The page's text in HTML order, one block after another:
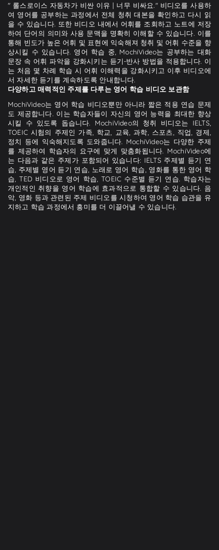
" 롤스로이스 자동차가 비싼 이유 | 너무 비싸요." 비디오를 사용하
여 영어를 공부하는 과정에서 전체 청취 대본을 확인하고 다시 읽
을 수 있습니다. 또한 비디오 내에서 어휘를 조회하고 노트에 저장
하여 단어의 의미와 사용 문맥을 명확히 이해할 수 있습니다. 이를
통해 빈도가 높은 어휘 및 표현에 익숙해져 청취 및 어휘 수준을 향
상시킬 수 있습니다. 영어 학습 중, MochiVideo는 공부하는 대화
문장 속 어휘 파악을 강화시키는 듣기-반사 방법을 적용합니다. 이
는 처음 몇 차례 학습 시 어휘 이해력을 강화시키고 이후 비디오에
서 자세한 듣기를 계속하도록 안내합니다.
다양하고 매력적인 주제를 다루는 영어 학습 비디오 보관함
MochiVideo는 영어 학습 비디오뿐만 아니라 짧은 적용 연습 문제
도 제공합니다. 이는 학습자들이 자신의 영어 능력을 최대한 향상
시킬 수 있도록 돕습니다. MochiVideo의 청취 비디오는 IELTS,
TOEIC 시험의 주제인 가족, 학교, 교육, 과학, 스포츠, 직업, 경제,
정치 등에 익숙해지도록 도와줍니다. MochiVideo는 다양한 주제
를 제공하여 학습자의 요구에 맞게 맞춤화됩니다. MochiVideo에
는 다음과 같은 주제가 포함되어 있습니다: IELTS 주제별 듣기 연
습, 주제별 영어 듣기 연습, 노래로 영어 학습, 영화를 통한 영어 학
습, TED 비디오로 영어 학습, TOEIC 수준별 듣기 연습. 학습자는
개인적인 취향을 영어 학습에 효과적으로 통합할 수 있습니다. 음
악, 영화 등과 관련된 주제 비디오를 시청하여 영어 학습 습관을 유
지하고 학습 과정에서 흥미를 더 이끌어낼 수 있습니다.